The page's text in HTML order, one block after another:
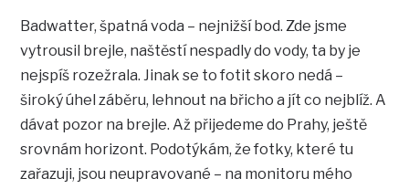
Badwatter, špatná voda – nejnižší bod. Zde jsme
vytrousil brejle, naštěstí nespadly do vody, ta by je
nejspíš rozežrala. Jinak se to fotit skoro nedá –
široký úhel záběru, lehnout na břicho a jít co nejblíž. A
dávat pozor na brejle. Až přijedeme do Prahy, ještě
srovnám horizont. Podotýkám, že fotky, které tu
zařazuji, jsou neupravované – na monitoru mého